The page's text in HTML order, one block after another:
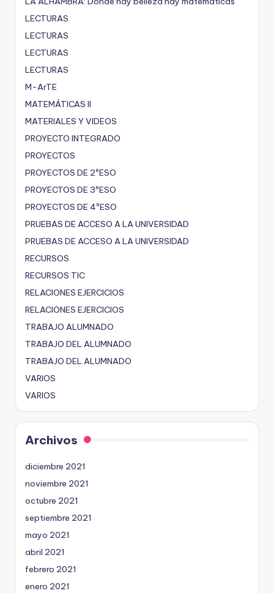
LECTURAS
LECTURAS
LECTURAS
LECTURAS
M-ArTE
MATEMÁTICAS II
MATERIALES Y VIDEOS
PROYECTO INTEGRADO
PROYECTOS
PROYECTOS DE 2ºESO
PROYECTOS DE 3ºESO
PROYECTOS DE 4ºESO
PRUEBAS DE ACCESO A LA UNIVERSIDAD
PRUEBAS DE ACCESO A LA UNIVERSIDAD
RECURSOS
RECURSOS TIC
RELACIONES EJERCICIOS
RELACIONES EJERCICIOS
TRABAJO ALUMNADO
TRABAJO DEL ALUMNADO
TRABAJO DEL ALUMNADO
VARIOS
VARIOS
Archivos
diciembre 2021
noviembre 2021
octubre 2021
septiembre 2021
mayo 2021
abril 2021
febrero 2021
enero 2021